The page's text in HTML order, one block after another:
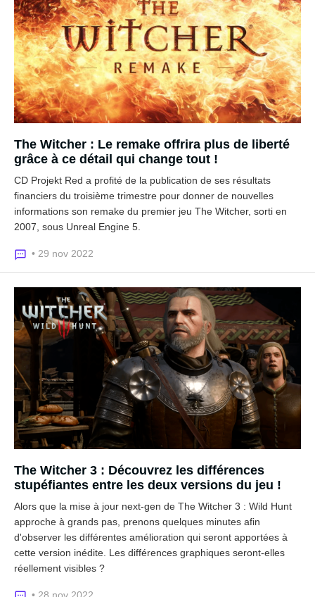
The Witcher : Le remake offrira plus de liberté
grâce à ce détail qui change tout !
CD Projekt Red a profité de la publication de ses résultats
financiers du troisième trimestre pour donner de nouvelles
informations son remake du premier jeu The Witcher, sorti en
2007, sous Unreal Engine 5.
• 29 nov 2022
The Witcher 3 : Découvrez les différences
stupéfiantes entre les deux versions du jeu !
Alors que la mise à jour next-gen de The Witcher 3 : Wild Hunt
approche à grands pas, prenons quelques minutes afin
d'observer les différentes amélioration qui seront apportées à
cette version inédite. Les différences graphiques seront-elles
réellement visibles ?
• 28 nov 2022